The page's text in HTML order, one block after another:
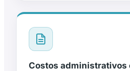
Costos administrativos